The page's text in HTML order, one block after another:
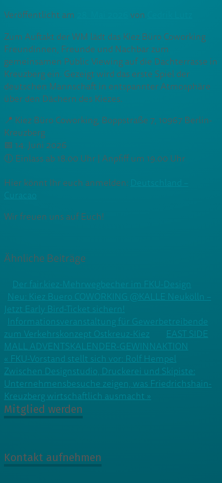
Veröffentlicht am von
Zum Auftakt der WM lädt das Kiez Büro Coworking
Freundinnen, Freunde und Nachbar zum
gemeinsamen Public Viewing auf die Dachterrasse in
Kreuzberg ein. Gezeigt wird das erste Spiel der
deutschen Mannschaft in entspannter Atmosphäre
über den Dächern des Kiezes.
📍 Kiez Büro Coworking, Boppstraße 7, 10967 Berlin-
Kreuzberg
📅 14. Juni 2026
🕕 Einlass ab 18.00 Uhr | Anpfiff um 19.00 Uhr
Hier könnt Ihr euch anmelden:
Curacao
Wir freuen uns auf Euch!
Ähnliche Beiträge
Der fair.kiez-Mehrwegbecher im FKU-Design
Neu: Kiez Buero COWORKING @KALLE Neukölln –
Jetzt Early Bird-Ticket sichern!
Informationsveranstaltung für Gewerbetreibende
zum Verkehrskonzept Ostkreuz-Kiez
EAST SIDE
MALL ADVENTSKALENDER-GEWINNAKTION
Beitragsnavigation
« FKU-Vorstand stellt sich vor: Rolf Hempel
Zwischen Designstudio, Druckerei und Skipiste:
Unternehmensbesuche zeigen, was Friedrichshain-
Kreuzberg wirtschaftlich ausmacht »
Mitglied werden
Kontakt aufnehmen